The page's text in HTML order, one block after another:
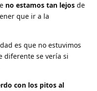
no estamos tan lejos de
que ir a la
es que no estuvimos
diferente se vería si
con los pitos al